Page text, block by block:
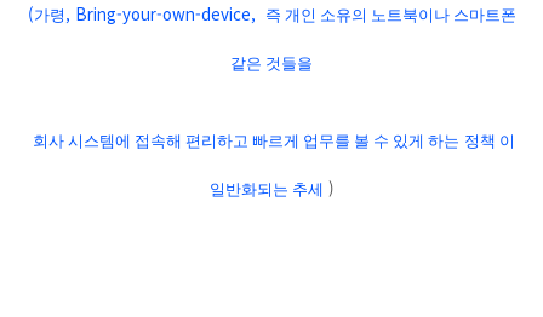
(가령 , Bring-your-own-device, 즉 개인 소유의 노트북이나 스마트폰
같은 것들을
회사 시스템에 접속해 편리하고 빠르게 업무를 볼 수 있게 하는 정책 이
일반화되는 추세 )